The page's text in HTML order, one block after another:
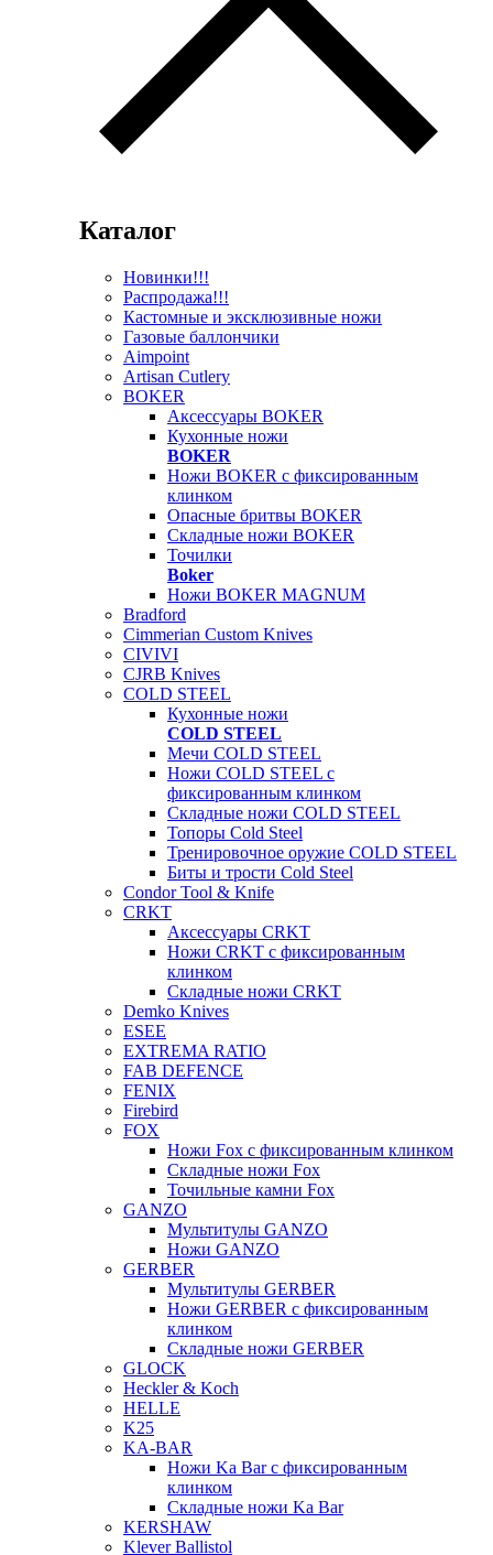
Каталог
Новинки!!!
Распродажа!!!
Кастомные и эксклюзивные ножи
Газовые баллончики
Aimpoint
Artisan Cutlery
BOKER
Аксессуары BOKER
Кухонные ножи
BOKER
Ножи BOKER с фиксированным
клинком
Опасные бритвы BOKER
Складные ножи BOKER
Точилки
Boker
Ножи BOKER MAGNUM
Bradford
Cimmerian Custom Knives
CIVIVI
CJRB Knives
COLD STEEL
Кухонные ножи
COLD STEEL
Мечи COLD STEEL
Ножи COLD STEEL с
фиксированным клинком
Складные ножи COLD STEEL
Топоры Cold Steel
Тренировочное оружие COLD STEEL
Биты и трости Cold Steel
Condor Tool & Knife
CRKT
Аксессуары CRKT
Ножи CRKT с фиксированным
клинком
Складные ножи CRKT
Demko Knives
ESEE
EXTREMA RATIO
FAB DEFENCE
FENIX
Firebird
FOX
Ножи Fox с фиксированным клинком
Складные ножи Fox
Точильные камни Fox
GANZO
Мультитулы GANZO
Ножи GANZO
GERBER
Мультитулы GERBER
Ножи GERBER с фиксированным
клинком
Складные ножи GERBER
GLOCK
Heckler & Koch
HELLE
K25
KA-BAR
Ножи Ka Bar c фиксированным
клинком
Складные ножи Ka Bar
KERSHAW
Klever Ballistol